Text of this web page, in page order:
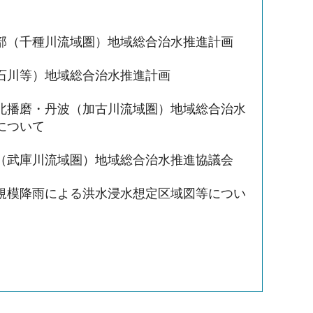
（千種川流域圏）地域総合治水推進計画
川等）地域総合治水推進計画
播磨・丹波（加古川流域圏）地域総合治水
ついて
武庫川流域圏）地域総合治水推進協議会
模降雨による洪水浸水想定区域図等につい